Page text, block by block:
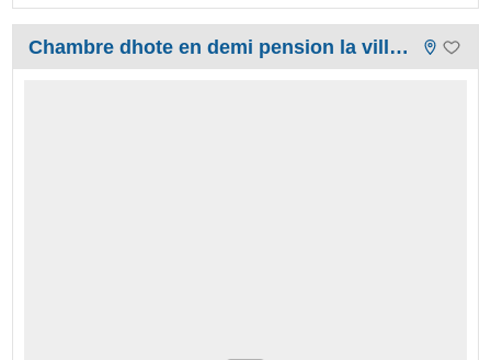
Chambre dhote en demi pension la villa du bonheur